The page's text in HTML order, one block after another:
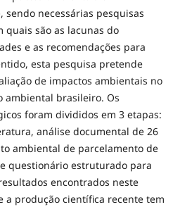
necessárias pesquisas
quais são as lacunas do
e as recomendações para
esta pesquisa pretende
de impactos ambientais no
ambiental brasileiro. Os
foram divididos em 3 etapas:
análise documental de 26
ambiental de parcelamento de
questionário estruturado para
encontrados neste
produção científica recente tem